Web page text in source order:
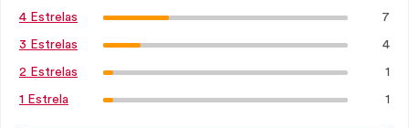
4 Estrelas 7
3 Estrelas 4
2 Estrelas 1
1 Estrela 1